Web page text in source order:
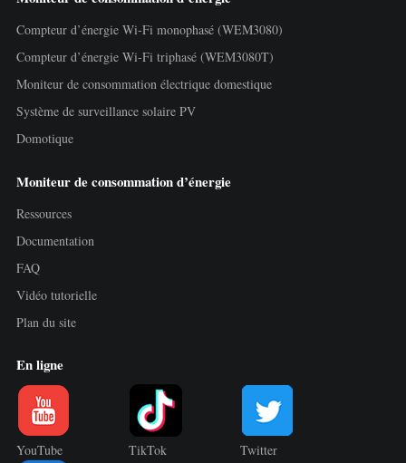
Compteur d’énergie Wi-Fi monophasé (WEM3080)
Compteur d’énergie Wi-Fi triphasé (WEM3080T)
Moniteur de consommation électrique domestique
Système de surveillance solaire PV
Domotique
Moniteur de consommation d’énergie
Ressources
Documentation
FAQ
Vidéo tutorielle
Plan du site
En ligne
YouTube TikTok Twitter